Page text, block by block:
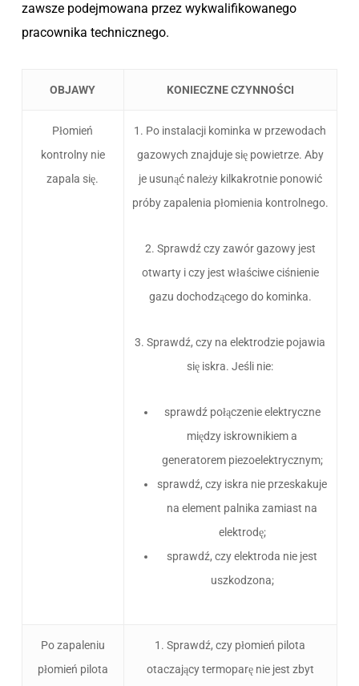
zawsze podejmowana przez wykwalifikowanego
pracownika technicznego.
OBJAWY KONIECZNE CZYNNOŚCI
Płomień
kontrolny nie
zapala się.
1. Po instalacji kominka w przewodach
gazowych znajduje się powietrze. Aby
je usunąć należy kilkakrotnie ponowić
próby zapalenia płomienia kontrolnego.
2. Sprawdź czy zawór gazowy jest
otwarty i czy jest właściwe ciśnienie
gazu dochodzącego do kominka.
3. Sprawdź, czy na elektrodzie pojawia
się iskra. Jeśli nie:
sprawdź połączenie elektryczne
między iskrownikiem a
generatorem piezoelektrycznym;
sprawdź, czy iskra nie przeskakuje
na element palnika zamiast na
elektrodę;
sprawdź, czy elektroda nie jest
uszkodzona;
Po zapaleniu
płomień pilota
1. Sprawdź, czy płomień pilota
otaczający termoparę nie jest zbyt